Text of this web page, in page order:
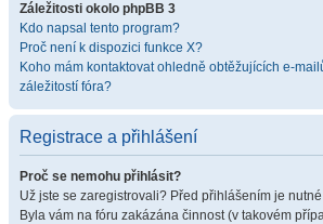
Záležitosti okolo phpBB 3
Kdo napsal tento program?
Proč není k dispozici funkce X?
Koho mám kontaktovat ohledně obtěžujících e-
záležitostí fóra?
Registrace a přihlášení
Proč se nemohu přihlásit?
Už jste se zaregistrovali? Před přihlášením je
Byla vám na fóru zakázána činnost (v takovém